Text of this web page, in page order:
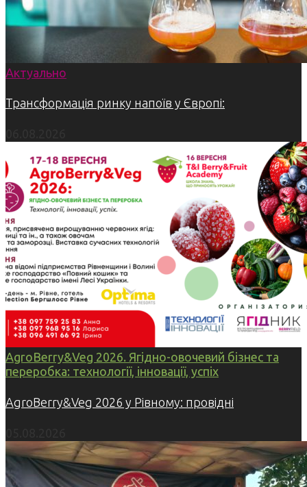
Актуально
Трансформація ринку напоїв у Європі:
AgroBerry&Veg 2026. Ягідно-овочевий бізнес та
переробка: технології, інновації, успіх
AgroBerry&Veg 2026 у Рівному: провідні